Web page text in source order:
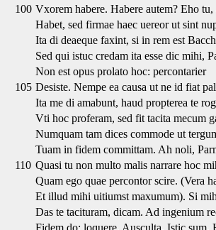
100 Vxorem habere. Habere autem? Eho tu,
Habet, sed firmae haec uereor ut sint
Ita di deaeque faxint, si in rem est
Sed qui istuc credam ita esse dic mihi,
Non est opus prolato hoc: percontarier
105 Desiste. Nempe ea causa ut ne id fiat
Ita me di amabunt, haud propterea te
Vti hoc proferam, sed fit tacita mecum
Numquam tam dices commode ut
Tuam in fidem committam. Ah noli,
110 Quasi tu non multo malis narrare hoc
Quam ego quae percontor scire. (Vera
Et illud mihi uitiumst maxumum). Si
Das te tacituram, dicam. Ad ingenium
Fidem do: loquere. Ausculta. Istic sum.